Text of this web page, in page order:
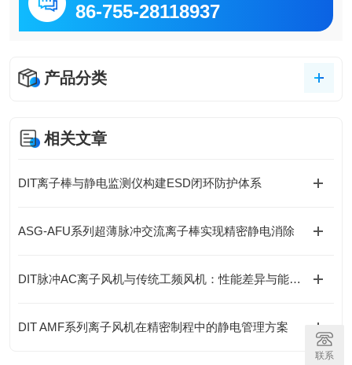
86-755-28118937
产品分类
相关文章
DIT离子棒与静电监测仪构建ESD闭环防护体系
ASG-AFU系列超薄脉冲交流离子棒实现精密静电消除
DIT脉冲AC离子风机与传统工频风机：性能差异与能效分析
DIT AMF系列离子风机在精密制程中的静电管理方案
联系